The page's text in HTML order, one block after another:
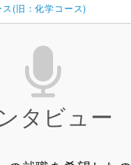
(旧：化学コース)
タビュー